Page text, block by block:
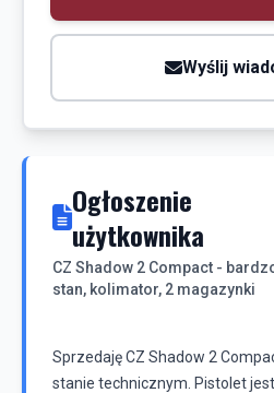
Wyślij
Ogłoszenie
użytkownika
CZ Shadow 2 Compact -
stan, kolimator, 2 magazynki
Sprzedaję CZ Shadow 2
stanie technicznym. Pistolet